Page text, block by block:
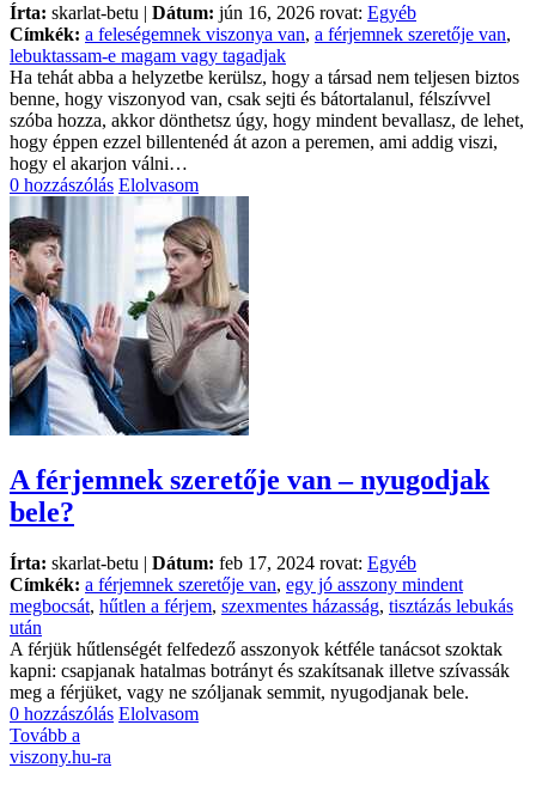
Írta: skarlat-betu | Dátum: jún 16, 2026 rovat: Egyéb
Címkék: a feleségemnek viszonya van, a férjemnek szeretője van,
lebuktassam-e magam vagy tagadjak
Ha tehát abba a helyzetbe kerülsz, hogy a társad nem teljesen biztos
benne, hogy viszonyod van, csak sejti és bátortalanul, félszívvel
szóba hozza, akkor dönthetsz úgy, hogy mindent bevallasz, de lehet,
hogy éppen ezzel billentenéd át azon a peremen, ami addig viszi,
hogy el akarjon válni…
0 hozzászólás Elolvasom
A férjemnek szeretője van – nyugodjak
bele?
Írta: skarlat-betu | Dátum: feb 17, 2024 rovat: Egyéb
Címkék: a férjemnek szeretője van, egy jó asszony mindent
megbocsát, hűtlen a férjem, szexmentes házasság, tisztázás lebukás
után
A férjük hűtlenségét felfedező asszonyok kétféle tanácsot szoktak
kapni: csapjanak hatalmas botrányt és szakítsanak illetve szívassák
meg a férjüket, vagy ne szóljanak semmit, nyugodjanak bele.
0 hozzászólás Elolvasom
Tovább a
viszony.hu-ra